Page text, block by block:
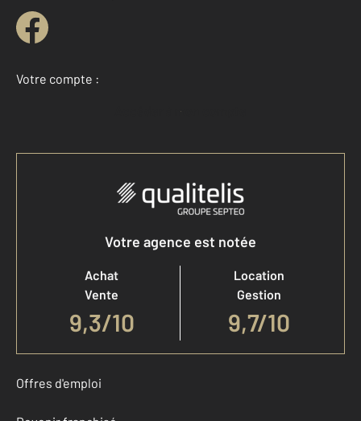
Votre compte :
Accéder à mon compte
Votre agence est notée
Achat
Vente
9,3/10
Location
Gestion
9,7/10
Offres d'emploi